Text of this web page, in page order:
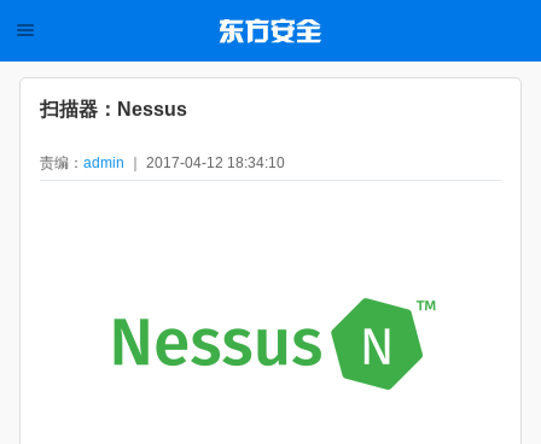
扫描器：Nessus
责编： admin ｜ 2017-04-12 18:34:10